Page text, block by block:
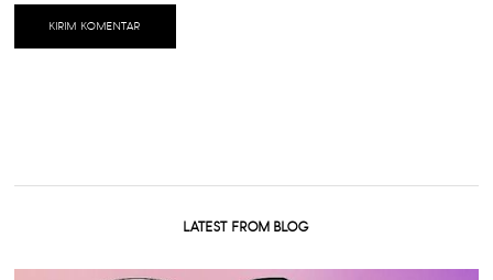
LATEST FROM BLOG